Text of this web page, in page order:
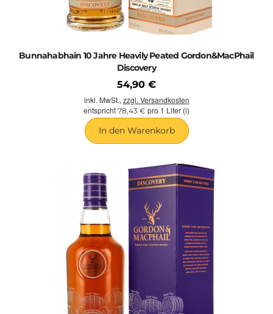
Bunnahabhain 10 Jahre Heavily Peated Gordon&MacPhail
Discovery
54,90 €
inkl. MwSt., zzgl. Versandkosten
entspricht 78,43 € pro 1 Liter (l)
In den Warenkorb